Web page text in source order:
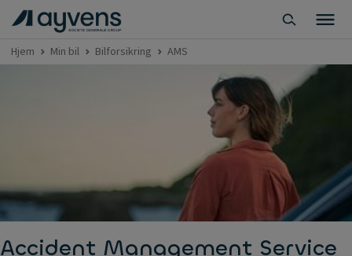
Hjem Min bil Bilforsikring AMS
Accident Management Service